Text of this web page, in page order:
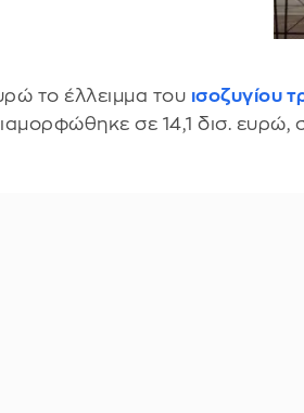
το έλλειμμα του ισοζυγίου
σε 14,1 δισ. ευρώ,